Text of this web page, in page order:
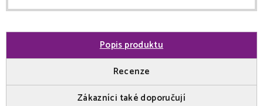
Popis produktu
Recenze
Zákazníci také doporučují